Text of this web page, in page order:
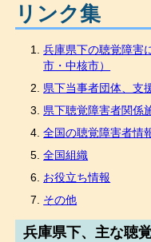
リンク集
兵庫県下の聴覚障害
市・中核市）
県下当事者団体、支
県下聴覚障害者関係
全国の聴覚障害者情
全国組織
お役立ち情報
その他
兵庫県下、主な聴